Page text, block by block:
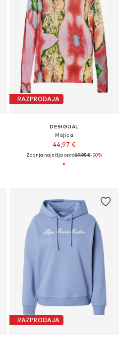
RAZPRODAJA
DESIGUAL
Majica
44,97 €
Zadnja najnižja cena89,95 €-50%
RAZPRODAJA